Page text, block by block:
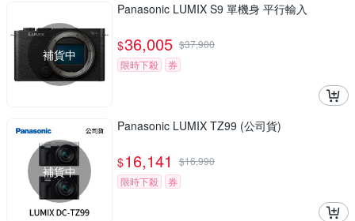
補貨中
Panasonic LUMIX S9 單機身 平行輸入
$36,005 $37,900
限時下殺
券
補貨中
Panasonic LUMIX TZ99 (公司貨)
$16,141 $16,990
限時下殺
券